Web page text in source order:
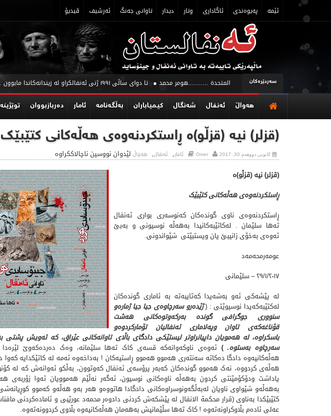
ڤیدیۆ ئه‌رشیف تاوانی جه‌نگ دیدار وتار ئاگاداری په‌یوه‌ندی ئێمه‌
سه‌ردێره‌كان تا دوای ساڵی ١٩٩١ ژنی ئەنفالكراو لە زیندانەكاندا مابوون ……………………… سمكۆسابیر قراءة نقدية لمنشورات الأمم المتحدة ………..هومر محمد
هه‌واڵ ئه‌نفال شه‌نگال كیمیاباران به‌ڵگه‌نامه‌ ئامار دەربازبووان
(قزلر) نیە (قزڵو)ە ڕاستکردنەوەی هەڵەکانی کتێبێک
کانونی دووهەم 30, 2017 Omer ئامار, ئه‌نفال, هه‌واڵ لێدوان نووسین ناچالاککراوە
(قزلر) نیە (قزڵو)ە
ڕاستکردنەوەی هەڵەکانی کتێبێک
ڕاستکردنەوەی ناوی گوندەکان کەنوسەری بواری ئەنفال
تەها سلێمان . لەکاتێبەکانیدا بەهەڵە نوسیونی و بەبێ
ئەوەی بەخۆی زانیبێ یان ویستبێتی شێواندونی.
عومەرمحەمەد
٢٩/١/٢٠١٧ – سلێمانی
لە پێشەکی ئەو بەشەیدا کەتایبەتە بە ئاماری گوندەکان
لەکتێبەکەیدا نوسیوێتی : (ژێدەرو سەرچاوەی جیا جیا ژمارەو
سنووری جوگرافی گوندە بەركەوتوەكانی هەشت
قۆناغەكەی تاوان وپەلاماری ئەنفالیان تۆماركردوەو
باسكراوە، لە هەمویان داپیانراوتر لیستێكی دادگای باڵای تاوانەكانی عێراق، كە ئەویش پشتی
سەرچاوە بەستوە.
) ئەوەی ناوکەوانەکە قسەی کاک تەها سلێمانە، وەک دەردەکەوێ
هەڵەکانیەوە دادگا دەکاتە سەنتەری هەموو هەموو ڕاستیەکان ! بەداخەوە ئەمە لە کاتێکدایە
هەڵەی کردووە، نەک هەموو گوندەکان کەبەر پرۆسەی ئەنفال کەوتوون، بەڵکو ئەوانەش کە لە
یاداشت ودۆکۆمێنتی کردون بەهەڵە ناوەکانی نوسیون، ئەگەر نەڵێم هەموویان ئەوا زۆربەی
بەهەڵەو شێواوی ناویان لەبەڵگەونوسراوەکانی دادگادا هاتووەو هەر بەو هەڵەو کەموو
کتێبێکدا بەناوی (قرار محکمة الانفال لە پێشکەش کردنی دادوەر محمەد عورێبی و ئامادەکردنی
عەلی ئادەم بڵاوکراونەتەوە ! کاک تەها سڵێمانیش بەهەمان هەڵەکانیەوە بڵاوی کردوونەتەوە.